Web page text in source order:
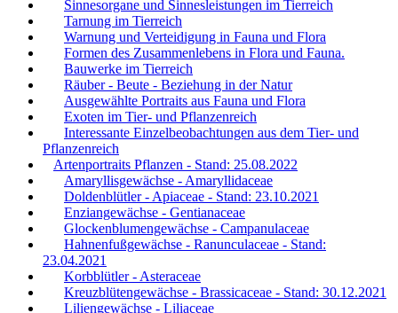
Sinnesorgane und Sinnesleistungen im Tierreich
Tarnung im Tierreich
Warnung und Verteidigung in Fauna und Flora
Formen des Zusammenlebens in Flora und Fauna.
Bauwerke im Tierreich
Räuber - Beute - Beziehung in der Natur
Ausgewählte Portraits aus Fauna und Flora
Exoten im Tier- und Pflanzenreich
Interessante Einzelbeobachtungen aus dem Tier- und
Pflanzenreich
Artenportraits Pflanzen - Stand: 25.08.2022
Amaryllisgewächse - Amaryllidaceae
Doldenblütler - Apiaceae - Stand: 23.10.2021
Enziangewächse - Gentianaceae
Glockenblumengewächse - Campanulaceae
Hahnenfußgewächse - Ranunculaceae - Stand:
23.04.2021
Korbblütler - Asteraceae
Kreuzblütengewächse - Brassicaceae - Stand: 30.12.2021
Liliengewächse - Liliaceae